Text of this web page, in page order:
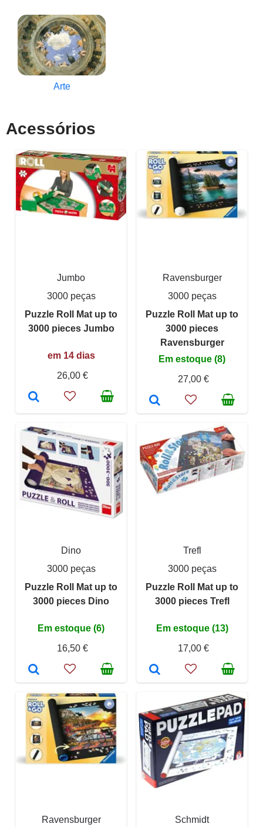
Arte
Acessórios
Jumbo
3000 peças
Puzzle Roll Mat up to
3000 pieces Jumbo
em 14 dias
26,00 €
Ravensburger
3000 peças
Puzzle Roll Mat up to
3000 pieces
Ravensburger
Em estoque (8)
27,00 €
Dino
3000 peças
Puzzle Roll Mat up to
3000 pieces Dino
Em estoque (6)
16,50 €
Trefl
3000 peças
Puzzle Roll Mat up to
3000 pieces Trefl
Em estoque (13)
17,00 €
Ravensburger Schmidt